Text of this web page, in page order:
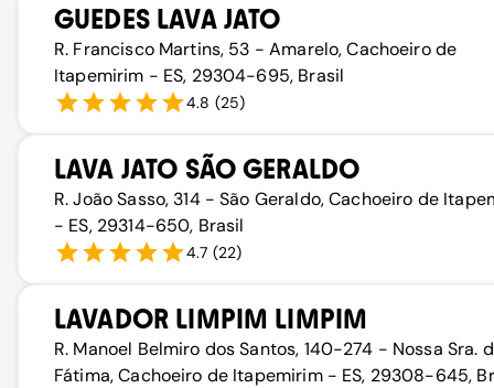
GUEDES LAVA JATO
R. Francisco Martins, 53 - Amarelo, Cachoeiro de
Itapemirim - ES, 29304-695, Brasil
4.8 (25)
LAVA JATO SÃO GERALDO
R. João Sasso, 314 - São Geraldo, Cachoeiro de
- ES, 29314-650, Brasil
4.7 (22)
LAVADOR LIMPIM LIMPIM
R. Manoel Belmiro dos Santos, 140-274 - Nossa Sra.
Fátima, Cachoeiro de Itapemirim - ES, 29308-645,